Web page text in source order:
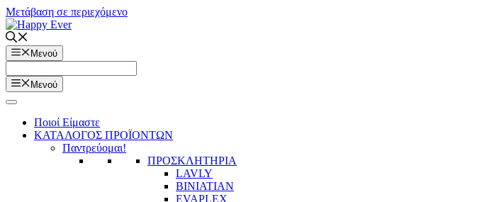
Μετάβαση σε περιεχόμενο
Μενού
Μενού
Ποιοί Είμαστε
ΚΑΤΑΛΟΓΟΣ ΠΡΟΪΟΝΤΩΝ
Παντρεύομαι!
ΠΡΟΣΚΛΗΤΗΡΙΑ
LAVLY
BINIATIAN
EVAPLEX